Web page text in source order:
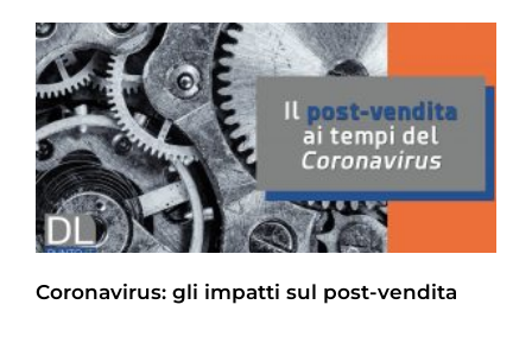
Coronavirus: gli impatti sul post-vendita